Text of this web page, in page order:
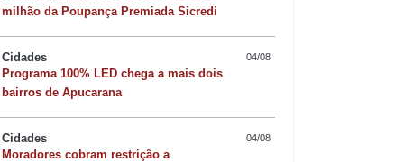
Estratégicos e Serviços Públicos,
para duas importantes secretarias:
Marilândia do Sul, Aquiles Takeda,
milhão da Poupança Premiada Sicredi
Cidades 04/08
Programa 100% LED chega a mais dois
bairros de Apucarana
Cidades 04/08
Moradores cobram restrição a